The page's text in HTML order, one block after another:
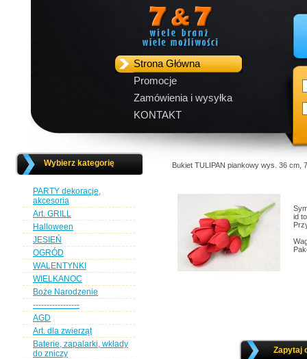
Strona Główna
Promocje
Zamówienia i wysyłka
KONTAKT
Wybierz kategorię
PARTY dekoracje,
akcesoria
Art. GRILL
Halloween
JESIEŃ
OGRÓD
WALENTYNKI
WIELKANOC
Boże Narodzenie
-----------------
AGD
Art. dla zwierząt
Baterie, zapalarki, wkłady
do zniczy
Bukiet TULIPAN piankowy wys. 36 cm,
id
Zapytaj